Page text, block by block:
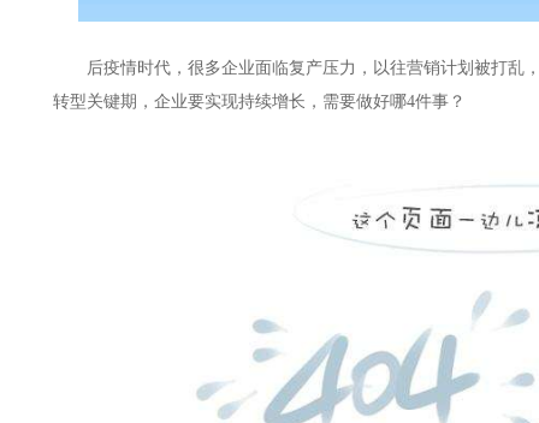
后疫情时代，很多企业面临复产压力，以往营销计划被打
转型关键期，企业要实现持续增长，需要做好哪4件事？